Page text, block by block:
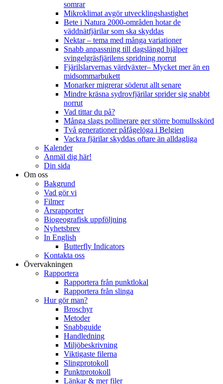
somrar
Mikroklimat avgör utvecklingshastighet
Bete i Natura 2000-områden hotar de
väddnätfjärilar som ska skyddas
Nektar – tema med många variationer
Snabb anpassning till dagslängd hjälper
svingelgräsfjärilens spridning norrut
Fjärilslarvernas värdväxter– Mycket mer än en
midsommarbukett
Monarker migrerar söderut allt senare
Mindre kräsna sydrovfjärilar sprider sig snabbt
norrut
Vad tittar du på?
Många slags pollinerare ger större bomullsskörd
Två generationer påfågelöga i Belgien
Vackra fjärilar skyddas oftare än alldagliga
Kalender
Anmäl dig här!
Din sida
Om oss
Bakgrund
Vad gör vi
Filmer
Årsrapporter
Biogeografisk uppföljning
Nyhetsbrev
In English
Butterfly Indicators
Kontakta oss
Övervakningen
Rapportera
Rapportera från punktlokal
Rapportera från slinga
Hur gör man?
Broschyr
Metoder
Snabbguide
Handledning
Miljöbeskrivning
Viktigaste filerna
Slingprotokoll
Punktprotokoll
Länkar & mer filer